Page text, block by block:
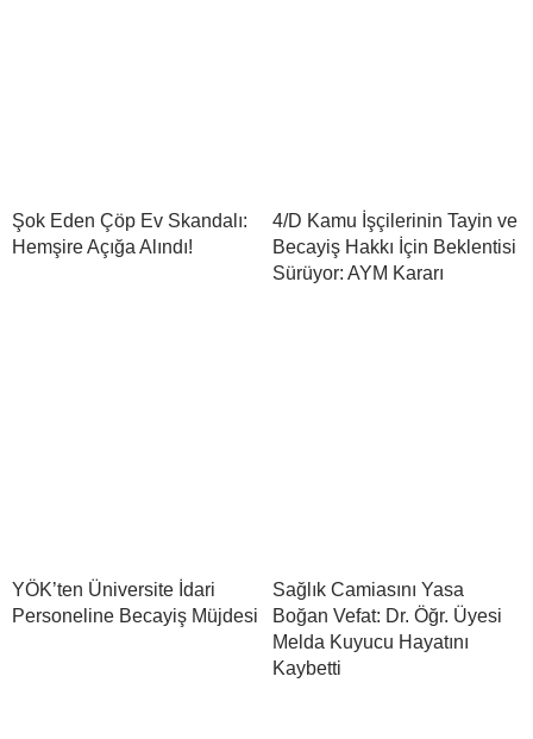
Şok Eden Çöp Ev Skandalı:
Hemşire Açığa Alındı!
4/D Kamu İşçilerinin Tayin ve
Becayiş Hakkı İçin Beklentisi
Sürüyor: AYM Kararı
YÖK’ten Üniversite İdari
Personeline Becayiş Müjdesi
Sağlık Camiasını Yasa
Boğan Vefat: Dr. Öğr. Üyesi
Melda Kuyucu Hayatını
Kaybetti